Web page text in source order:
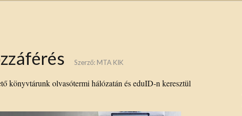
Szerző: MTA KIK
könyvtárunk olvasótermi hálózatán és eduID-n keresztül